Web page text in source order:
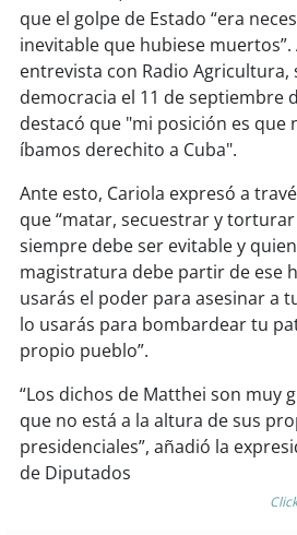
soyvalparaíso
soyquillota
soy sanantonio
soychillán
soysancarlos
soy talcahuano
concepción
soy coronel
soyarauco
que el golpe de Estado “era
inevitable que hubiese muertos”.
entrevista con Radio Agricultura,
democracia el 11 de septiembre
destacó que "mi posición es que
íbamos derechito a Cuba".
Ante esto, Cariola expresó a
que “matar, secuestrar y
siempre debe ser evitable y
magistratura debe partir de ese
usarás el poder para asesinar a
lo usarás para bombardear tu
propio pueblo”.
“Los dichos de Matthei son muy
que no está a la altura de sus
presidenciales”, añadió la
de Diputados